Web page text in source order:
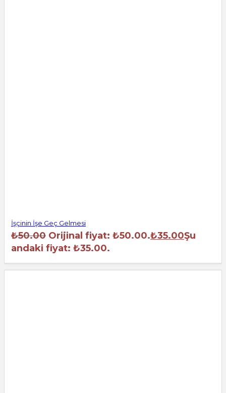
İşçinin İşe Geç Gelmesi
₺50.00 Orijinal fiyat: ₺50.00.₺35.00Şu
andaki fiyat: ₺35.00.